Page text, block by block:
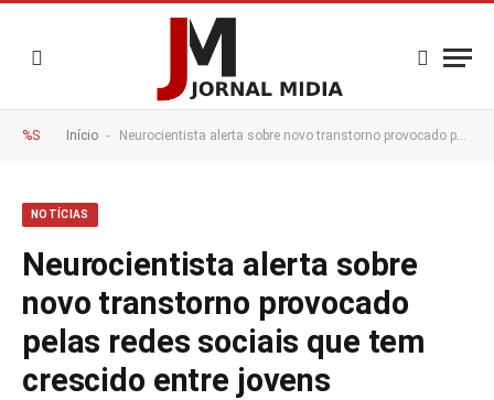
%S Início - Neurocientista alerta sobre novo transtorno provocado pelas redes sociais que tem crescido entre jovens
NOTÍCIAS
Neurocientista alerta sobre
novo transtorno provocado
pelas redes sociais que tem
crescido entre jovens